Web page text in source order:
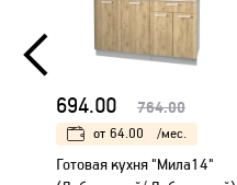
694.00 764.00
от 64.00 /мес.
Готовая кухня "Мила14"